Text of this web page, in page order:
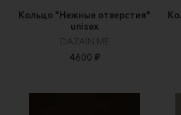
Кольцо "Нежные отверстия"
unisex
DAZAIN.ME
4600 ₽